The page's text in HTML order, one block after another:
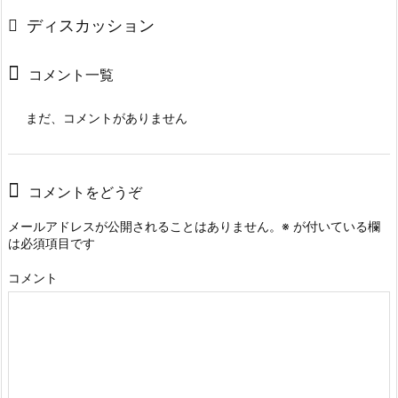
ディスカッション
コメント一覧
まだ、コメントがありません
コメントをどうぞ
メールアドレスが公開されることはありません。 ※ が付いている欄
は必須項目です
コメント